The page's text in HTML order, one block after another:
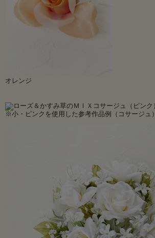
オレンジ
※小・ピンクを使用した参考作品例（コサージュ）